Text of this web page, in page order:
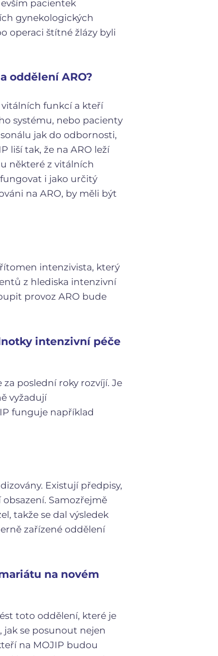
pacientek
gynekologických
operaci štítné žlázy byli
oddělení ARO?
vitálních funkcí a kteří
systému, nebo pacienty
jak do odbornosti,
liší tak, že na ARO leží
některé z vitálních
i jako určitý
na ARO, by měli být
intenzivista, který
z hlediska intenzivní
provoz ARO bude
intenzivní péče
poslední roky rozvíjí. Je
vyžadují
funguje například
Existují předpisy,
Samozřejmě
takže se dal výsledek
zařízené oddělení
na novém
toto oddělení, které je
se posunout nejen
na MOJIP budou